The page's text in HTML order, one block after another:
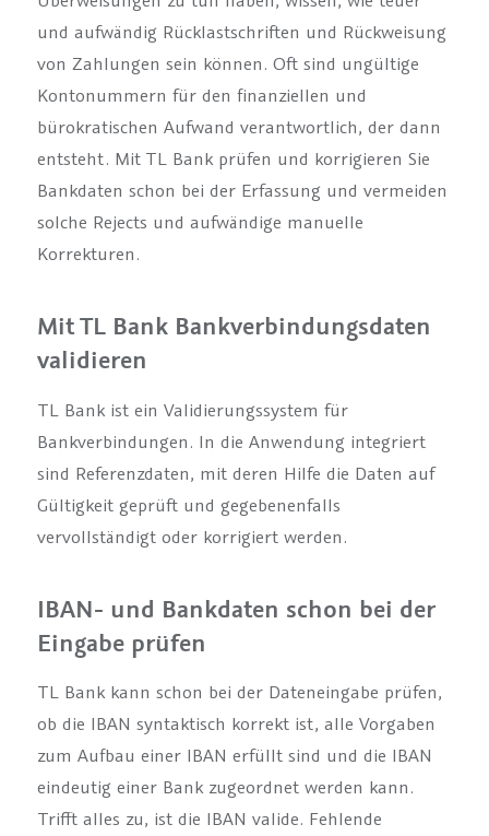
und aufwändig Rücklastschriften und Rückweisung
von Zahlungen sein können. Oft sind ungültige
Kontonummern für den finanziellen und
bürokratischen Aufwand verantwortlich, der dann
entsteht. Mit TL Bank prüfen und korrigieren Sie
Bankdaten schon bei der Erfassung und vermeiden
solche Rejects und aufwändige manuelle
Korrekturen.
Mit TL Bank Bankverbindungsdaten
validieren
TL Bank ist ein Validierungssystem für
Bankverbindungen. In die Anwendung integriert
sind Referenzdaten, mit deren Hilfe die Daten auf
Gültigkeit geprüft und gegebenenfalls
vervollständigt oder korrigiert werden.
IBAN- und Bankdaten schon bei der
Eingabe prüfen
TL Bank kann schon bei der Dateneingabe prüfen,
ob die IBAN syntaktisch korrekt ist, alle Vorgaben
zum Aufbau einer IBAN erfüllt sind und die IBAN
eindeutig einer Bank zugeordnet werden kann.
Trifft alles zu, ist die IBAN valide. Fehlende